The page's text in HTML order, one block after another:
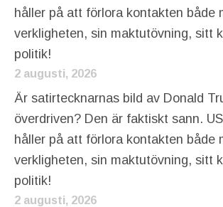
håller på att förlora kontakten både
verkligheten, sin maktutövning, sitt
politik!
2 augusti, 2026
Är satirtecknarnas bild av Donald
överdriven? Den är faktiskt sann.
håller på att förlora kontakten både
verkligheten, sin maktutövning, sitt
politik!
2 augusti, 2026